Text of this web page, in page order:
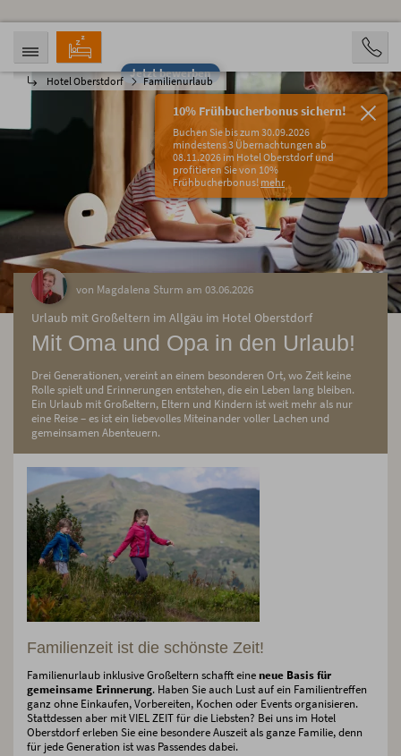
Jetzt bewerben
Hotel Oberstdorf Familienurlaub
10% Frühbucherbonus sichern!
Buchen Sie bis zum 30.09.2026
mindestens 3 Übernachtungen ab
08.11.2026 im Hotel Oberstdorf und
profitieren Sie von 10%
Frühbucherbonus! mehr
ANREISE ABREISE
11.08.2026
PERSONEN
von Magdalena Sturm am 03.06.2026
Urlaub mit Großeltern im Allgäu im Hotel Oberstdorf
Mit Oma und Opa in den Urlaub!
Drei Generationen, vereint an einem besonderen Ort, wo Zeit keine
Rolle spielt und Erinnerungen entstehen, die ein Leben lang bleiben.
Ein Urlaub mit Großeltern, Eltern und Kindern ist weit mehr als nur
eine Reise – es ist ein liebevolles Miteinander voller Lachen und
gemeinsamen Abenteuern.
Familienzeit ist die schönste Zeit!
Familienurlaub inklusive Großeltern schafft eineneue Basis für
gemeinsame Erinnerung. Haben Sie auch Lust auf ein Familientreffen
ganz ohne Einkaufen, Vorbereiten, Kochen oder Events organisieren.
Stattdessen aber mit VIEL ZEIT für die Liebsten? Bei uns im Hotel
Oberstdorf erleben Sie eine besondere Auszeit als ganze Familie, denn
für jede Generation ist was Passendes dabei.